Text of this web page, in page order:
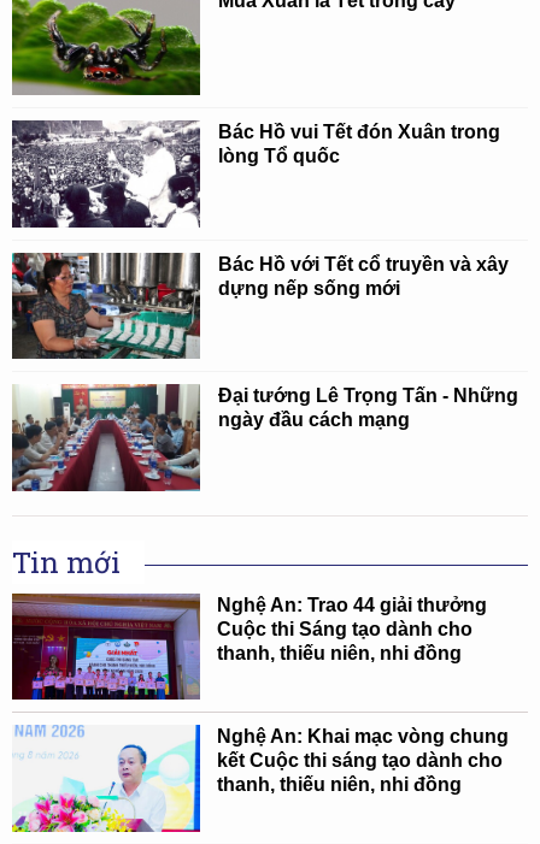
Bác Hồ vui Tết đón Xuân trong
lòng Tổ quốc
Bác Hồ với Tết cổ truyền và xây
dựng nếp sống mới
Đại tướng Lê Trọng Tấn - Những
ngày đầu cách mạng
Tin mới
Nghệ An: Trao 44 giải thưởng
Cuộc thi Sáng tạo dành cho
thanh, thiếu niên, nhi đồng
Nghệ An: Khai mạc vòng chung
kết Cuộc thi sáng tạo dành cho
thanh, thiếu niên, nhi đồng